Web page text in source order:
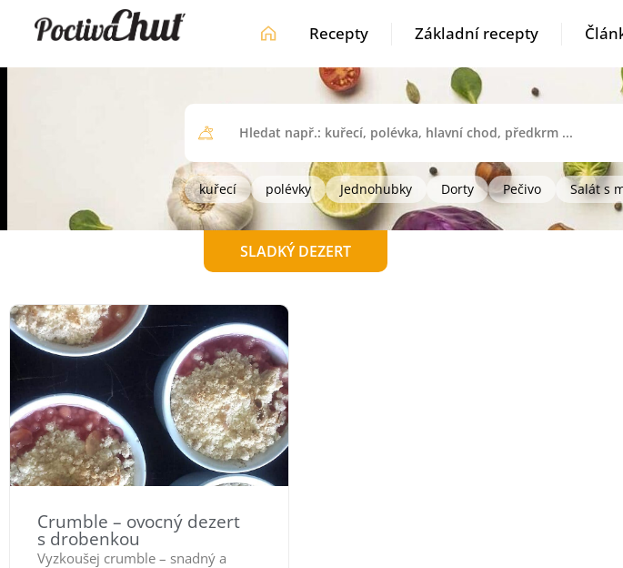
Recepty Základní recepty
kuřecí polévky Jednohubky Dorty Pečivo Salát s
SLADKÝ DEZERT
Crumble – ovocný dezert
s drobenkou
Vyzkoušej crumble – snadný a